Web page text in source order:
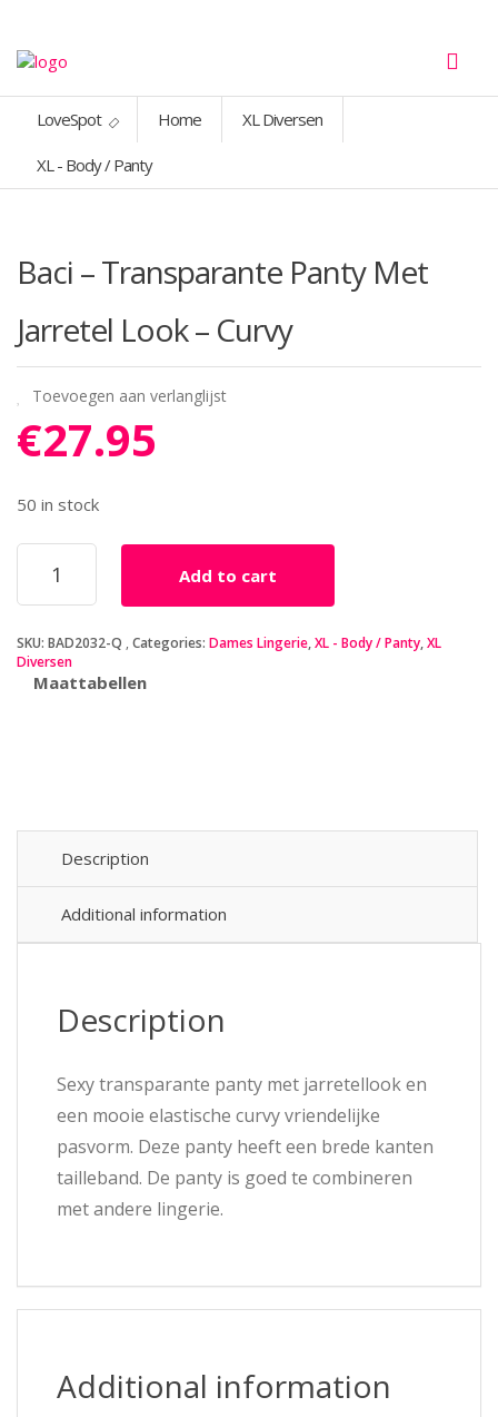
LoveSpot Home XL Diversen
XL - Body / Panty
Baci – Transparante Panty Met
Jarretel Look – Curvy
Toevoegen aan verlanglijst
€27.95
50 in stock
Baci
Transparante
Met
Jarretel
Look
Add to cart
SKU: BAD2032-Q Categories: Dames Lingerie,XL - Body / Panty,XL
Diversen
Maattabellen
Description
Additional information
Description
Sexy transparante panty met jarretellook en
een mooie elastische curvy vriendelijke
pasvorm. Deze panty heeft een brede kanten
tailleband. De panty is goed te combineren
met andere lingerie.
Additional information